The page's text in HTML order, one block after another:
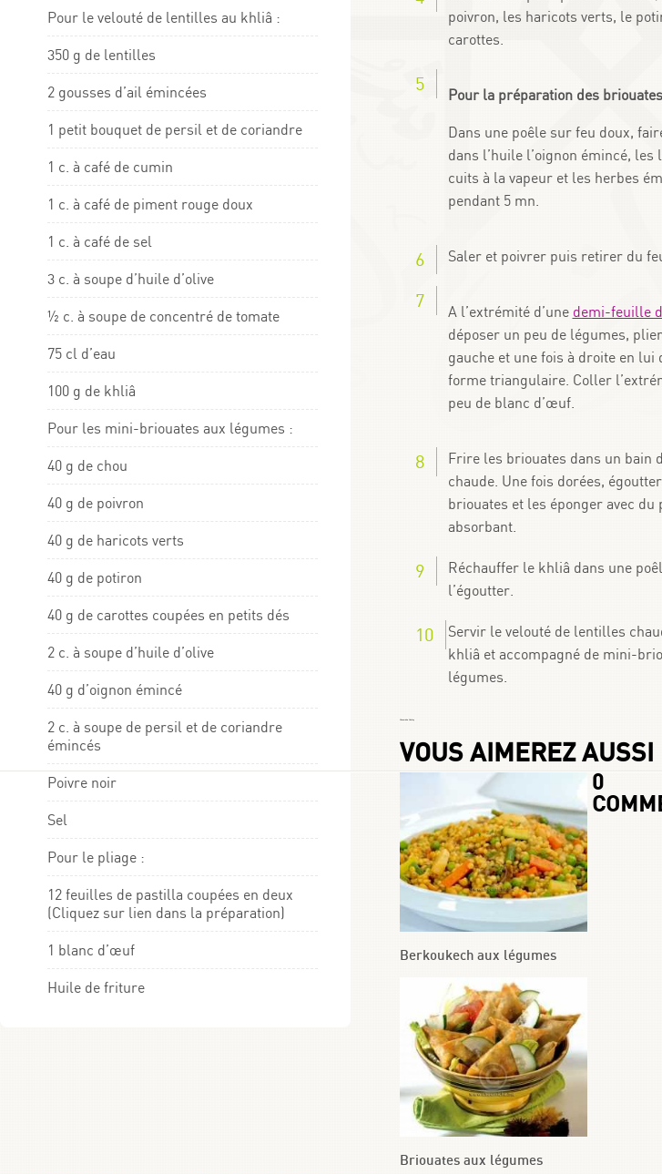
Pour le velouté de lentilles au khliâ :
350 g de lentilles
2 gousses d’ail émincées
1 petit bouquet de persil et de coriandre
1 c. à café de cumin
1 c. à café de piment rouge doux
1 c. à café de sel
3 c. à soupe d’huile d’olive
½ c. à soupe de concentré de tomate
75 cl d’eau
100 g de khliâ
Pour les mini-briouates aux légumes :
40 g de chou
40 g de poivron
40 g de haricots verts
40 g de potiron
40 g de carottes coupées en petits dés
2 c. à soupe d’huile d’olive
40 g d’oignon émincé
2 c. à soupe de persil et de coriandre
émincés
Poivre noir
Sel
Pour le pliage :
12 feuilles de pastilla coupées en deux
(Cliquez sur lien dans la préparation)
1 blanc d’œuf
Huile de friture
poivron, les haricots verts, le
carottes.
Pour la préparation des
Dans une poêle sur feu doux,
dans l’huile l’oignon émincé, les
cuits à la vapeur et les herbes
pendant 5 mn.
Saler et poivrer puis retirer du
A l’extrémité d’une demi-feuille
déposer un peu de légumes,
gauche et une fois à droite en lui
forme triangulaire. Coller
peu de blanc d’œuf.
Frire les briouates dans un bain
chaude. Une fois dorées,
briouates et les éponger avec du
absorbant.
Réchauffer le khliâ dans une
l’égoutter.
Servir le velouté de lentilles
khliâ et accompagné de mini-
légumes.
VOUS AIMEREZ AUSSI
Berkoukech aux légumes
Briouates aux légumes
0